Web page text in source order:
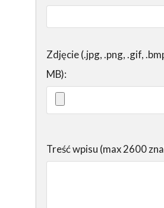
Zdjęcie (.jpg, .png, .gif,
MB):
Treść wpisu (max 2600